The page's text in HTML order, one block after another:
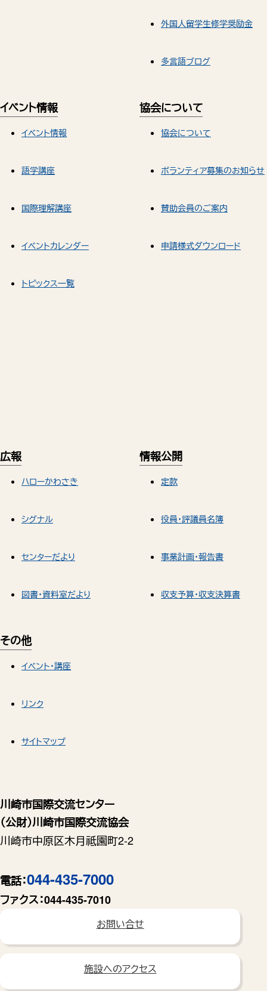
川崎市国際交流センター
（公財）川崎市国際交流協会
川崎市中原区木月祗園町2-2
電話：044-435-7000
ファクス：044-435-7010
お問い合せ
施設へのアクセス
外国人留学生修学奨励金
多言語ブログ
イベント情報
イベント情報
語学講座
国際理解講座
イベントカレンダー
トピックス一覧
協会について
協会について
ボランティア募集のお知らせ
賛助会員のご案内
申請様式ダウンロード
広報
ハローかわさき
シグナル
センターだより
図書・資料室だより
情報公開
定款
役員・評議員名簿
事業計画・報告書
収支予算・収支決算書
その他
イベント・講座
リンク
サイトマップ